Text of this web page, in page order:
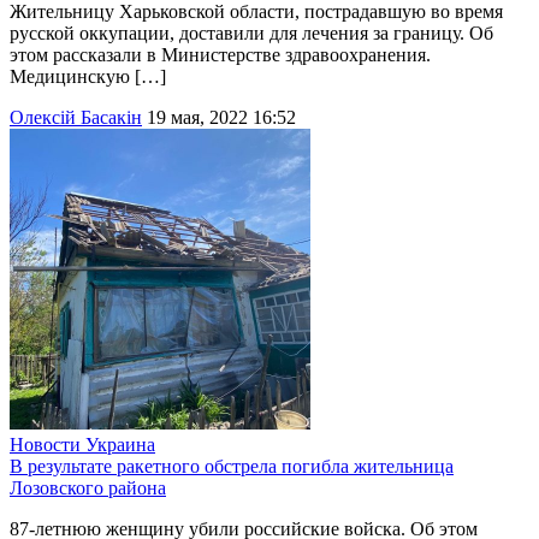
Жительницу Харьковской области, пострадавшую во время
русской оккупации, доставили для лечения за границу. Об
этом рассказали в Министерстве здравоохранения.
Медицинскую […]
Олексій Басакін 19 мая, 2022 16:52
Новости Украина
В результате ракетного обстрела погибла жительница
Лозовского района
87-летнюю женщину убили российские войска. Об этом